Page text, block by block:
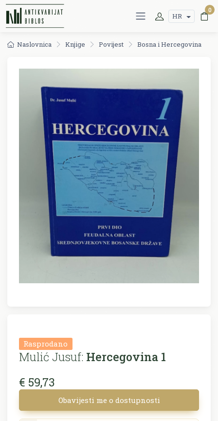
HR
0
Naslovnica Knjige Povijest Bosna i Hercegovina
Rasprodano
Mulić Jusuf: Hercegovina 1
€ 59,73
Obavijesti me o dostupnosti